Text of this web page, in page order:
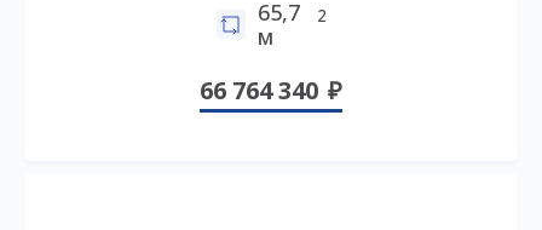
65,7
м
2
66 764 340